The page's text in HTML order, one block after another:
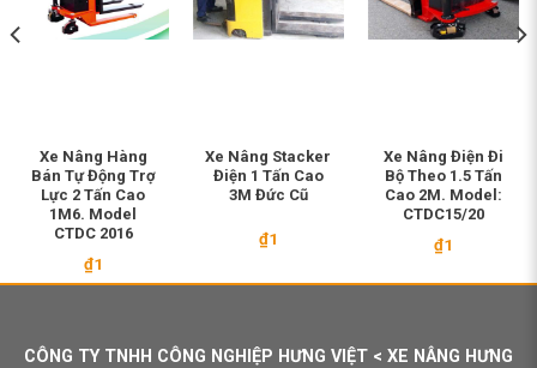
Xe Nâng Hàng
Bán Tự Động Trợ
Lực 2 Tấn Cao
1M6. Model
CTDC 2016
₫1
Xe Nâng Stacker
Điện 1 Tấn Cao
3M Đức Cũ
₫1
Xe Nâng Điện Đi
Bộ Theo 1.5 Tấn
Cao 2M. Model:
CTDC15/20
₫1
CÔNG TY TNHH CÔNG NGHIỆP HƯNG VIỆT < XE NÂNG HƯNG